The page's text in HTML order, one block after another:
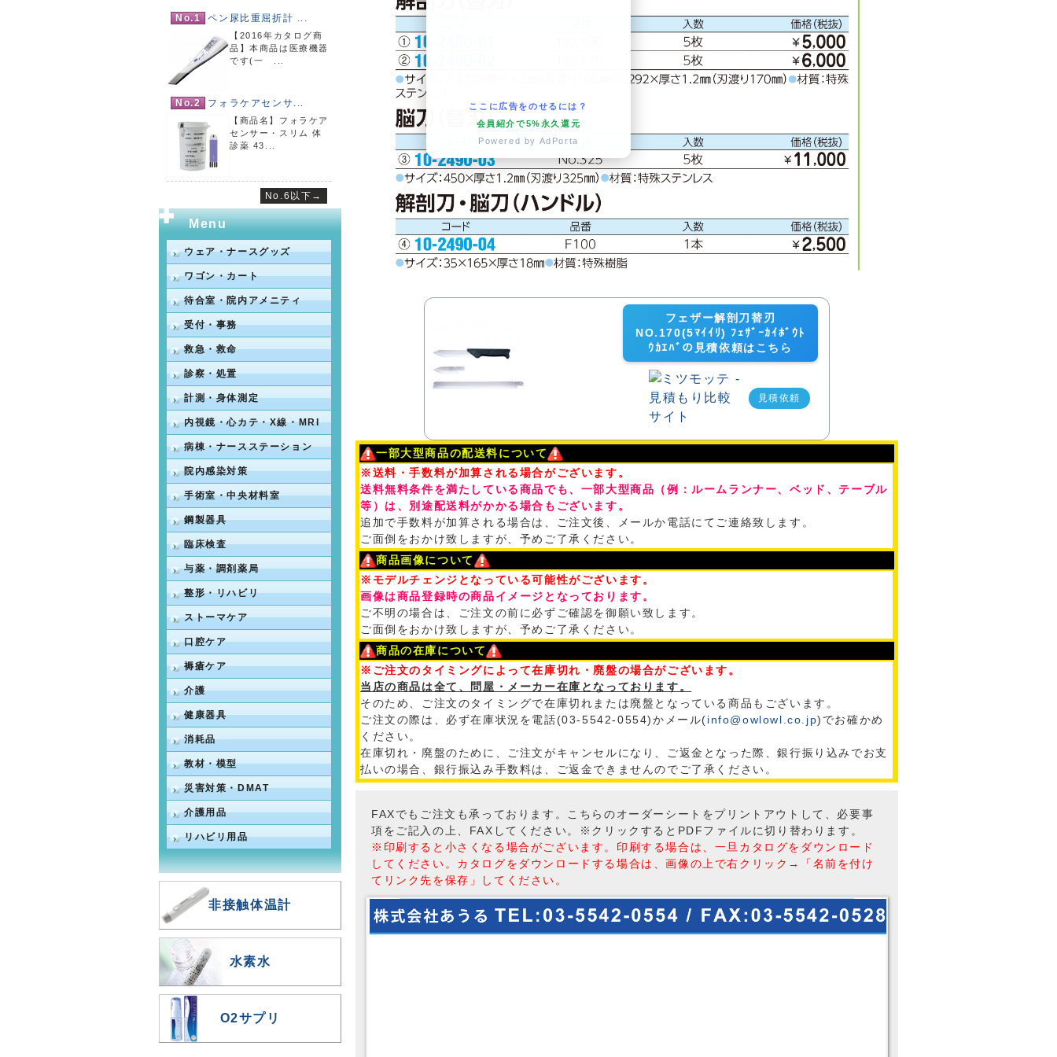
フェザー解剖刀替刃
NO.170(5ﾏｲｲﾘ) ﾌｪｻﾞｰｶｲﾎﾞｳﾄ
ｳｶｴﾊﾞの見積依頼はこちら
見積依頼
一部大型商品の配送料について
※送料・手数料が加算される場合がございます。
送料無料条件を満たしている商品でも、一部大型商品（例：ルームランナー、ベッド、テーブル
等）は、別途配送料がかかる場合もございます。
追加で手数料が加算される場合は、ご注文後、メールか電話にてご連絡致します。
ご面倒をおかけ致しますが、予めご了承ください。
商品画像について
※モデルチェンジとなっている可能性がございます。
画像は商品登録時の商品イメージとなっております。
ご不明の場合は、ご注文の前に必ずご確認を御願い致します。
ご面倒をおかけ致しますが、予めご了承ください。
商品の在庫について
※ご注文のタイミングによって在庫切れ・廃盤の場合がございます。
当店の商品は全て、問屋・メーカー在庫となっております。
そのため、ご注文のタイミングで在庫切れまたは廃盤となっている商品もございます。
ご注文の際は、必ず在庫状況を電話(03-5542-0554)かメール(info@owlowl.co.jp)でお確かめ
ください。
在庫切れ・廃盤のために、ご注文がキャンセルになり、ご返金となった際、銀行振り込みでお支
払いの場合、銀行振込み手数料は、ご返金できませんのでご了承ください。
FAXでもご注文も承っております。こちらのオーダーシートをプリントアウトして、必要事
項をご記入の上、FAXしてください。※クリックするとPDFファイルに切り替わります。
※印刷すると小さくなる場合がございます。印刷する場合は、一旦カタログをダウンロード
してください。カタログをダウンロードする場合は、画像の上で右クリック→「名前を付け
てリンク先を保存」してください。
No.1 ペン尿比重屈折計 ...
【2016年カタログ商
品】本商品は医療機器
です(一 ...
No.2 フォラケアセンサ...
【商品名】フォラケア
センサー・スリム 体
診薬 43...
No.6以下→
Menu
ウェア・ナースグッズ
ワゴン・カート
待合室・院内アメニティ
受付・事務
救急・救命
診察・処置
計測・身体測定
内視鏡・心カテ・X線・MRI
病棟・ナースステーション
院内感染対策
手術室・中央材料室
鋼製器具
臨床検査
与薬・調剤薬局
整形・リハビリ
ストーマケア
口腔ケア
褥瘡ケア
介護
健康器具
消耗品
教材・模型
災害対策・DMAT
介護用品
リハビリ用品
非接触体温計
水素水
O2サプリ
ここに広告をのせるには？
会員紹介で5%永久還元
Powered by AdPorta